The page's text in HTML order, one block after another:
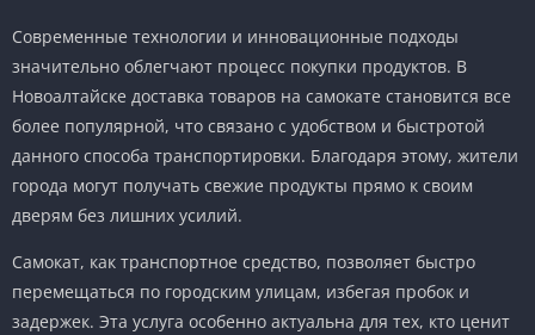
Современные технологии и инновационные подходы
значительно облегчают процесс покупки продуктов. В
Новоалтайске доставка товаров на самокате становится все
более популярной, что связано с удобством и быстротой
данного способа транспортировки. Благодаря этому, жители
города могут получать свежие продукты прямо к своим
дверям без лишних усилий.
Самокат, как транспортное средство, позволяет быстро
перемещаться по городским улицам, избегая пробок и
задержек. Эта услуга особенно актуальна для тех, кто ценит